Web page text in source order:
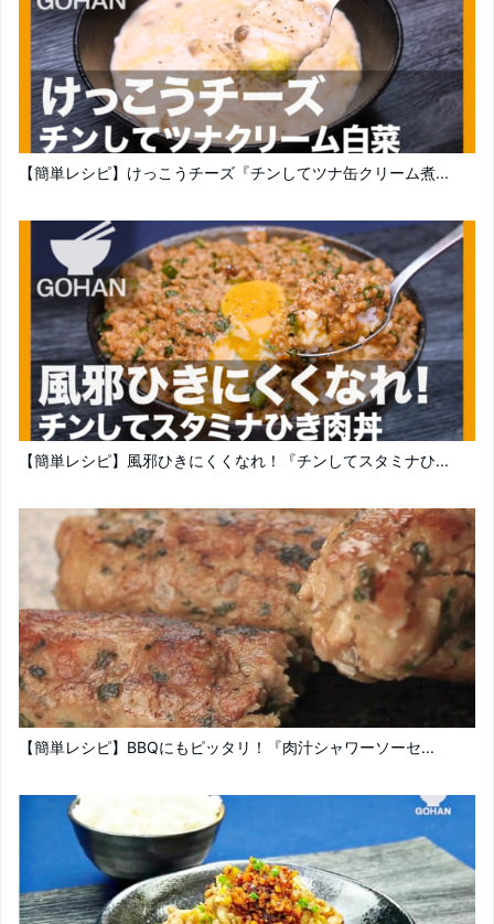
【簡単レシピ】けっこうチーズ『チンしてツナ缶クリーム煮...
【簡単レシピ】風邪ひきにくくなれ！『チンしてスタミナひ...
【簡単レシピ】BBQにもピッタリ！『肉汁シャワーソーセ...